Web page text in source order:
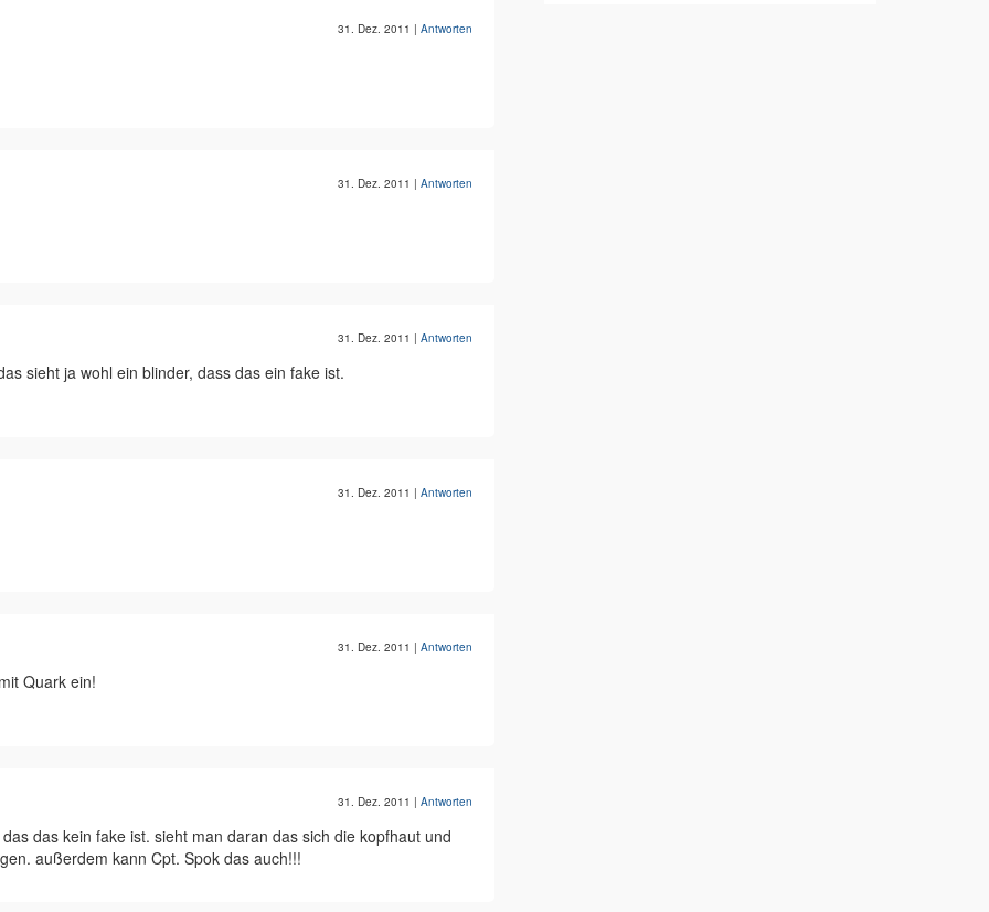
31. Dez. 2011 | Antworten
31. Dez. 2011 | Antworten
31. Dez. 2011 | Antworten
sieht ja wohl ein blinder, dass das ein fake ist.
31. Dez. 2011 | Antworten
31. Dez. 2011 | Antworten
Quark ein!
31. Dez. 2011 | Antworten
das kein fake ist. sieht man daran das sich die kopfhaut und
außerdem kann Cpt. Spok das auch!!!